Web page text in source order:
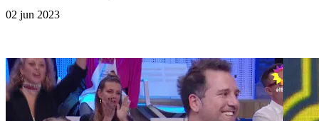
02 jun 2023